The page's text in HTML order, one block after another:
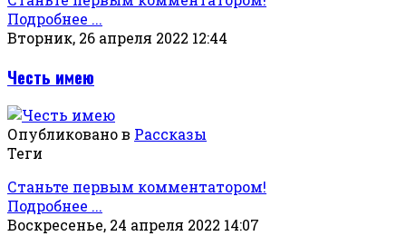
Подробнее ...
Вторник, 26 апреля 2022 12:44
Честь имею
Опубликовано в Рассказы
Теги
Станьте первым комментатором!
Подробнее ...
Воскресенье, 24 апреля 2022 14:07